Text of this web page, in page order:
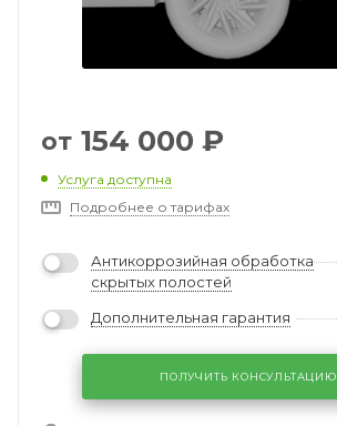
от 154 000 ₽
Услуга доступна
Подробнее о тарифах
Антикоррозийная обработка
скрытых полостей
Дополнительная гарантия
ПОЛУЧИТЬ КОНСУЛЬТАЦИЮ